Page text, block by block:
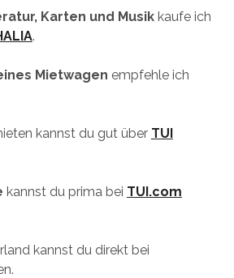
Karten und Musikkaufe ich
.
Mietwagen empfehle ich
kannst du gut über TUI
kannst du prima bei TUI.com
kannst du direkt bei